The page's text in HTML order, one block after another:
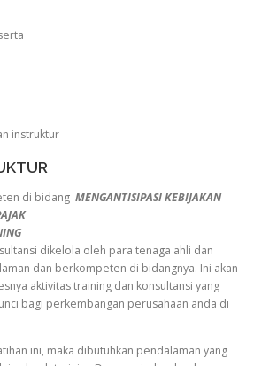
instruktur
di bidang MENGANTISIPASI KEBIJAKAN
dikelola oleh para tenaga ahli dan
dan berkompeten di bidangnya. Ini akan
aktivitas training dan konsultansi yang
bagi perkembangan perusahaan anda di
ini, maka dibutuhkan pendalaman yang